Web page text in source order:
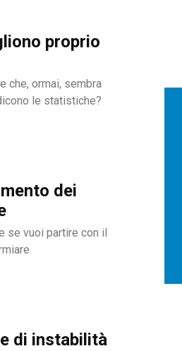
proprio
che, ormai, sembra
le statistiche?
dei
se vuoi partire con il
di instabilità